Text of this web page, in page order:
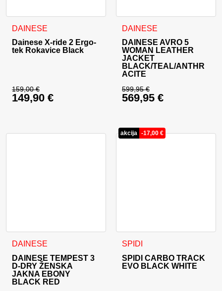
DAINESE
Dainese X-ride 2 Ergo-
tek Rokavice Black
159,00€
Izvirna cena je bila: 159,00 €.
149,90 €
Ta izdelek ima več različic. Možnosti lahko izberete na
DAINESE
DAINESE AVRO 5
WOMAN LEATHER
JACKET
BLACK/TEAL/ANTHR
ACITE
599,95€
Izvirna cena je bila:
569,95 €
Ta izdelek ima več različic.
DAINESE
DAINESE TEMPEST 3
D-DRY ŽENSKA
JAKNA EBONY
BLACK RED
Ta izdelek ima več različic. Možnosti lahko izberete na
akcija -17,00 €
SPIDI
SPIDI CARBO TRACK
EVO BLACK WHITE
Ta izdelek ima več različic.